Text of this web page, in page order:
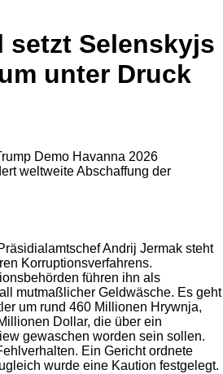
setzt Selenskyjs
unter Druck
weltweite Abschaffung der
Andrij Jermak steht
Korruptionsverfahrens.
führen ihn als
mutmaßlicher Geldwäsche. Es geht
um rund 460 Millionen Hrywnja,
Dollar, die über ein
gewaschen worden sein sollen.
Ein Gericht ordnete
wurde eine Kaution festgelegt.